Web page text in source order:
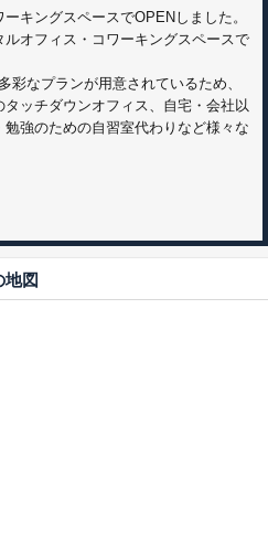
キングスペースでOPENしました。
オフィス・コワーキングスペースで
彩なプランが用意されているため、
ッチダウンオフィス、自宅・会社以
強のための自習室代わりなど様々な
地図